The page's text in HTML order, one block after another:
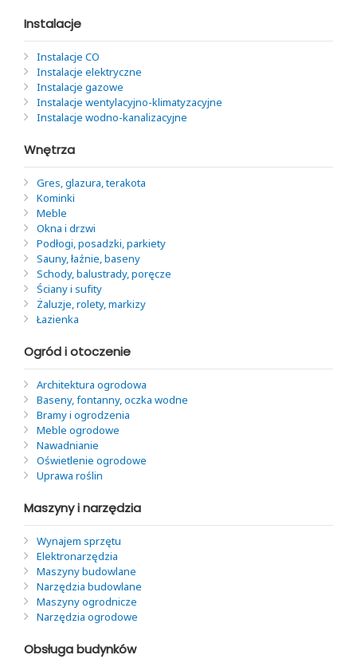
Instalacje
Instalacje CO
Instalacje elektryczne
Instalacje gazowe
Instalacje wentylacyjno-klimatyzacyjne
Instalacje wodno-kanalizacyjne
Wnętrza
Gres, glazura, terakota
Kominki
Meble
Okna i drzwi
Podłogi, posadzki, parkiety
Sauny, łaźnie, baseny
Schody, balustrady, poręcze
Ściany i sufity
Żaluzje, rolety, markizy
Łazienka
Ogród i otoczenie
Architektura ogrodowa
Baseny, fontanny, oczka wodne
Bramy i ogrodzenia
Meble ogrodowe
Nawadnianie
Oświetlenie ogrodowe
Uprawa roślin
Maszyny i narzędzia
Wynajem sprzętu
Elektronarzędzia
Maszyny budowlane
Narzędzia budowlane
Maszyny ogrodnicze
Narzędzia ogrodowe
Obsługa budynków